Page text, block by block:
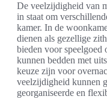
De veelzijdigheid van
in staat om
kamer. In de
dienen als gezellige
bieden voor speelgoed
kunnen bedden met
keuze zijn voor
veelzijdigheid kunnen
georganiseerde en